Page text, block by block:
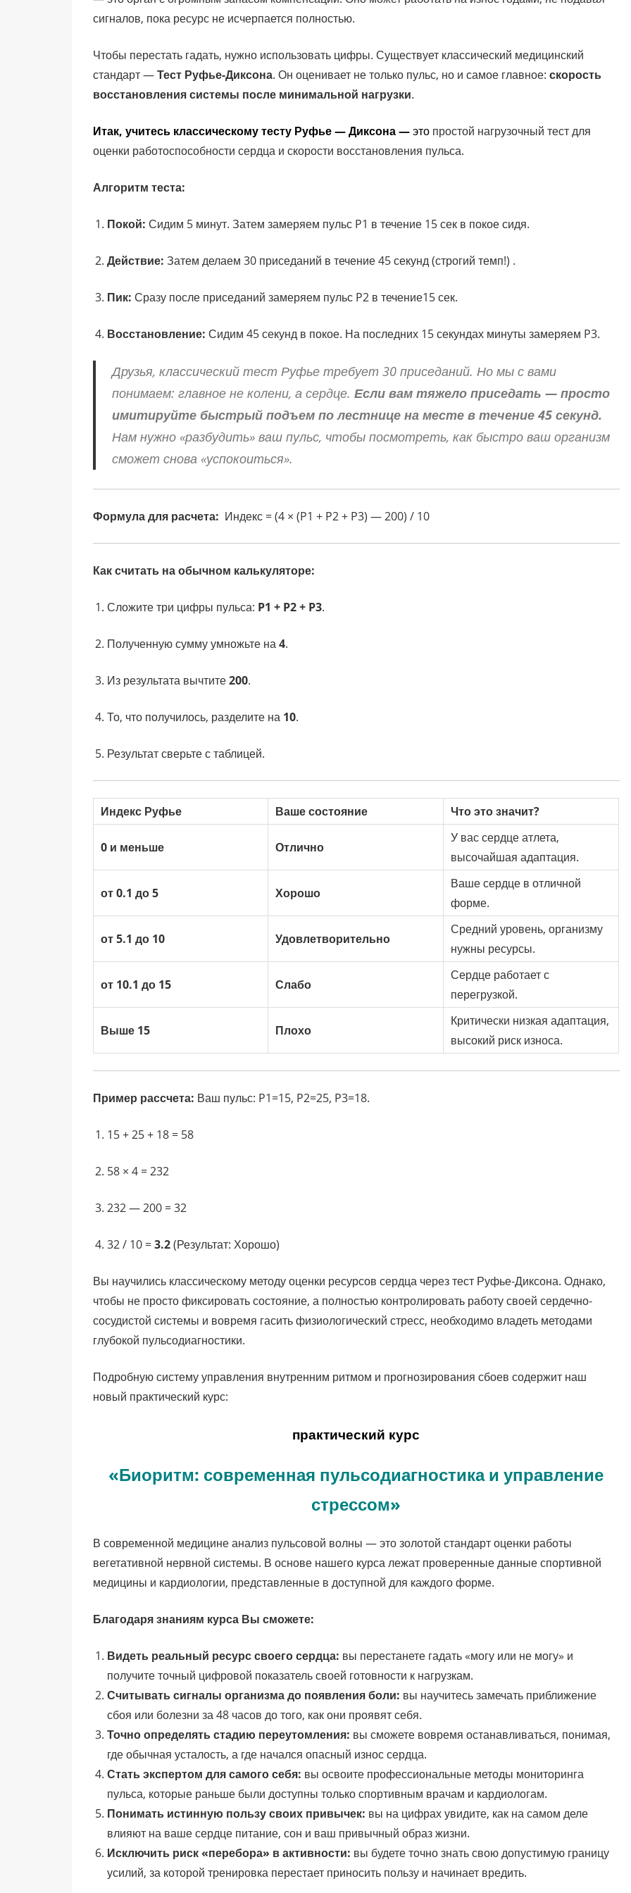
сигналов, пока ресурс не исчерпается полностью.
Чтобы перестать гадать, нужно использовать цифры. Существует классический медицинский
стандарт —Тест Руфье-Диксона. Он оценивает не только пульс, но и самое главное: скорость
восстановления системы после минимальной нагрузки.
Итак, учитесь классическому тесту Руфье — Диксона —это простой нагрузочный тест для
оценки работоспособности сердца и скорости восстановления пульса.
Алгоритм теста:
Покой: Сидим 5 минут. Затем замеряем пульс P1 в течение 15 сек в покое сидя.
Действие: Затем делаем 30 приседаний в течение 45 секунд (строгий темп!) .
Пик: Сразу после приседаний замеряем пульс P2 в течение15 сек.
Восстановление: Сидим 45 секунд в покое. На последних 15 секундах минуты замеряем P3.
Друзья, классический тест Руфье требует 30 приседаний. Но мы с вами
понимаем: главное не колени, а сердце. Если вам тяжело приседать — просто
имитируйте быстрый подъем по лестнице на месте в течение 45 секунд.
Нам нужно «разбудить» ваш пульс, чтобы посмотреть, как быстро ваш организм
сможет снова «успокоиться».
Формула для расчета: Индекс = (4 × (P1 + P2 + P3) — 200) / 10
Как считать на обычном калькуляторе:
Сложите три цифры пульса: P1 + P2 + P3.
Полученную сумму умножьте на4.
Из результата вычтите200.
То, что получилось, разделите на 10.
Результат сверьте с таблицей.
Индекс Руфье Ваше состояние Что это значит?
0 и меньше Отлично
У вас сердце атлета,
высочайшая адаптация.
от 0.1 до 5 Хорошо
Ваше сердце в отличной
форме.
от 5.1 до 10 Удовлетворительно
Средний уровень, организму
нужны ресурсы.
от 10.1 до 15 Слабо
Сердце работает с
перегрузкой.
Выше 15 Плохо
Критически низкая адаптация,
высокий риск износа.
Пример рассчета: Ваш пульс: P1=15, P2=25, P3=18.
15 + 25 + 18 = 58
58 × 4 = 232
232 — 200 = 32
32 / 10 =3.2(Результат: Хорошо)
Вы научились классическому методу оценки ресурсов сердца через тест Руфье-Диксона. Однако,
чтобы не просто фиксировать состояние, а полностью контролировать работу своей сердечно-
сосудистой системы и вовремя гасить физиологический стресс, необходимо владеть методами
глубокой пульсодиагностики.
Подробную систему управления внутренним ритмом и прогнозирования сбоев содержит наш
новый практический курс:
практический курс
«Биоритм: современная пульсодиагностика и управление
стрессом»
В современной медицине анализ пульсовой волны — это золотой стандарт оценки работы
вегетативной нервной системы. В основе нашего курса лежат проверенные данные спортивной
медицины и кардиологии, представленные в доступной для каждого форме.
Благодаря знаниям курса Вы сможете:
Видеть реальный ресурс своего сердца: вы перестанете гадать «могу или не могу» и
получите точный цифровой показатель своей готовности к нагрузкам.
Считывать сигналы организма до появления боли: вы научитесь замечать приближение
сбоя или болезни за 48 часов до того, как они проявят себя.
Точно определять стадию переутомления: вы сможете вовремя останавливаться, понимая,
где обычная усталость, а где начался опасный износ сердца.
Стать экспертом для самого себя: вы освоите профессиональные методы мониторинга
пульса, которые раньше были доступны только спортивным врачам и кардиологам.
Понимать истинную пользу своих привычек: вы на цифрах увидите, как на самом деле
влияют на ваше сердце питание, сон и ваш привычный образ жизни.
Исключить риск «перебора» в активности: вы будете точно знать свою допустимую границу
усилий, за которой тренировка перестает приносить пользу и начинает вредить.